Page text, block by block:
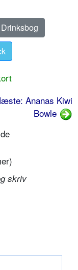
Ananas Kiwi
Bowle
skriv